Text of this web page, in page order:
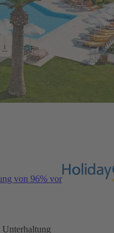
von 96% vor